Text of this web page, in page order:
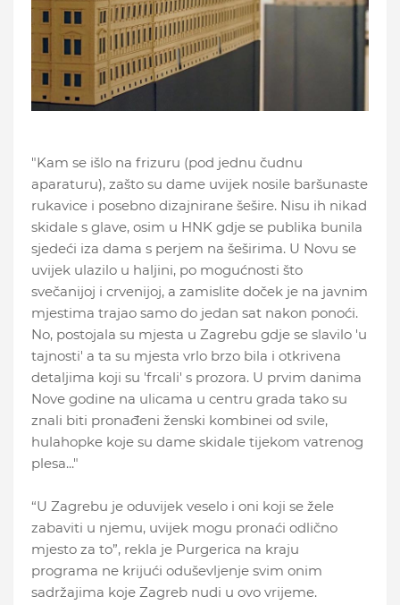
"Kam se išlo na frizuru (pod jednu čudnu
aparaturu), zašto su dame uvijek nosile baršunaste
rukavice i posebno dizajnirane šešire. Nisu ih nikad
skidale s glave, osim u HNK gdje se publika bunila
sjedeći iza dama s perjem na šeširima. U Novu se
uvijek ulazilo u haljini, po mogućnosti što
svečanijoj i crvenijoj, a zamislite doček je na javnim
mjestima trajao samo do jedan sat nakon ponoći.
No, postojala su mjesta u Zagrebu gdje se slavilo 'u
tajnosti' a ta su mjesta vrlo brzo bila i otkrivena
detaljima koji su 'frcali' s prozora. U prvim danima
Nove godine na ulicama u centru grada tako su
znali biti pronađeni ženski kombinei od svile,
hulahopke koje su dame skidale tijekom vatrenog
plesa..."
“U Zagrebu je oduvijek veselo i oni koji se žele
zabaviti u njemu, uvijek mogu pronaći odlično
mjesto za to”, rekla je Purgerica na kraju
programa ne krijući oduševljenje svim onim
sadržajima koje Zagreb nudi u ovo vrijeme.